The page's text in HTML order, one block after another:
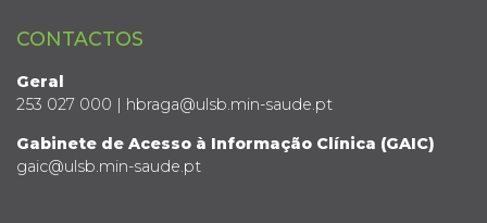
CONTACTOS
Geral
253 027 000 | hbraga@ulsb.min-saude.pt
Gabinete de Acesso à Informação Clínica (GAIC)
gaic@ulsb.min-saude.pt